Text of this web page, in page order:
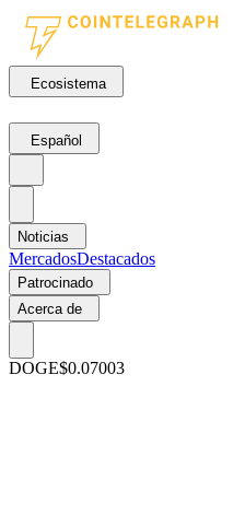
Ecosistema
Español
Noticias
MercadosDestacados
Patrocinado
Acerca de
DOGE$0.07003